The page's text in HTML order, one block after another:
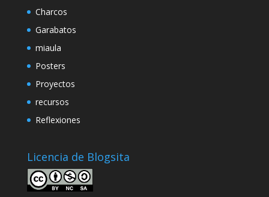
Charcos
Garabatos
miaula
Posters
Proyectos
recursos
Reflexiones
Licencia de Blogsita